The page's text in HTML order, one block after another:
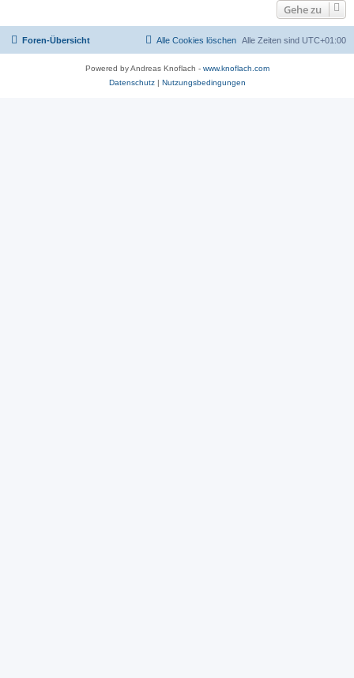
Gehe zu
Foren-Übersicht Alle Zeiten sind UTC+01:00
Alle Cookies löschen
Powered by Andreas Knoflach - www.knoflach.com
Datenschutz| Nutzungsbedingungen